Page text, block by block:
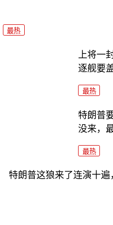
最热
上将一
逐舰要
最热
特朗普
没来，
最热
特朗普这狼来了连演十遍